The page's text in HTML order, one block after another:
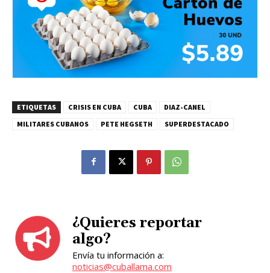
ETIQUETAS CRISIS EN CUBA CUBA
DIAZ-CANEL
MILITARES CUBANOS
PETE HEGSETH SUPERDESTACADO
¿Quieres reportar
algo?
Envía tu información a:
noticias@cuballama.com